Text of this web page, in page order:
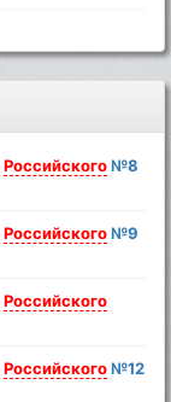
Российского№8
Российского№9
Российского
Российского№12